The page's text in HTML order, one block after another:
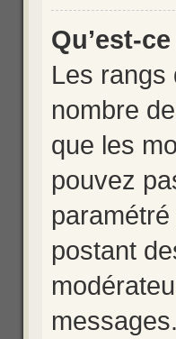
Qu’est-
Les rangs
nombre
que les
pouvez
postant
messages.